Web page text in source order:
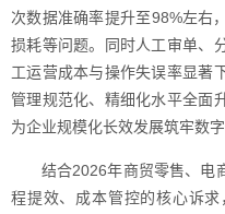
次数据准确率提升至98%左右
损耗等问题。同时人工审单、
工运营成本与操作失误率显著
管理规范化、精细化水平全面
为企业规模化长效发展筑牢数字
结合2026年商贸零售、电
程提效、成本管控的核心诉